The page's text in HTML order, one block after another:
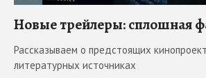
Новые трейлеры: сплошная
Рассказываем о предстоящих
литературных источниках